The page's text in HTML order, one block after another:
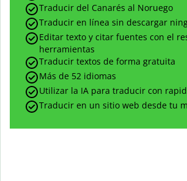
Traducir del Canarés al Noruego
Traducir en línea sin descargar
Editar texto y citar fuentes con el
herramientas
Traducir textos de forma gratuita
Más de 52 idiomas
Utilizar la IA para traducir con
Traducir en un sitio web desde tu